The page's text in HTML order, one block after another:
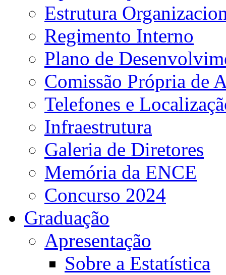
Estrutura
Regimento Interno
Plano de
Comissão Própria de
Telefones e
Infraestrutura
Galeria de Diretores
Memória da ENCE
Concurso 2024
Graduação
Apresentação
Sobre a Estatística